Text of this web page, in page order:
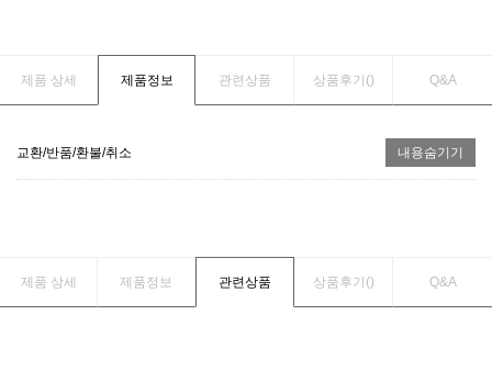
제품 상세 제품정보 관련상품 상품후기() Q&A
교환/반품/환불/취소 내용숨기기
제품 상세 제품정보 관련상품 상품후기() Q&A